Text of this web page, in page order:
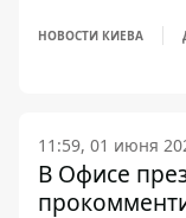
НОВОСТИ КИЕВА
11:59, 01 июня
В Офисе